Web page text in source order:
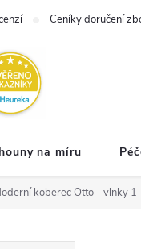
Ceníky doručení
na míru
koberec Otto - vlnky 1